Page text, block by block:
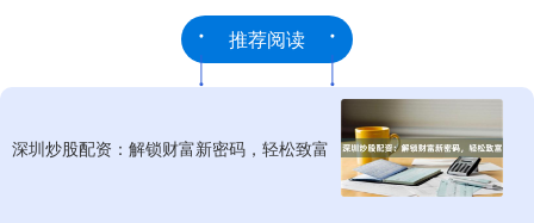
推荐阅读
深圳炒股配资：解锁财富新密码，轻松致富